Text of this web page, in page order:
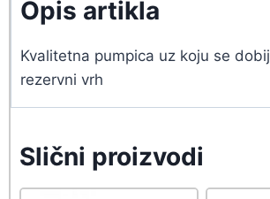
Opis artikla
Kvalitetna pumpica uz koju se
rezervni vrh
Slični proizvodi